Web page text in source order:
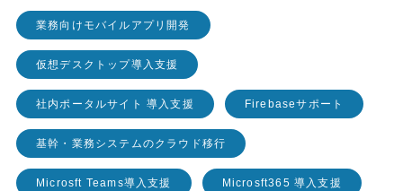
業務向けモバイルアプリ開発
仮想デスクトップ導入支援
社内ポータルサイト 導入支援 Firebaseサポート
基幹・業務システムのクラウド移行
Microsft Teams導入支援 Microsft365 導入支援